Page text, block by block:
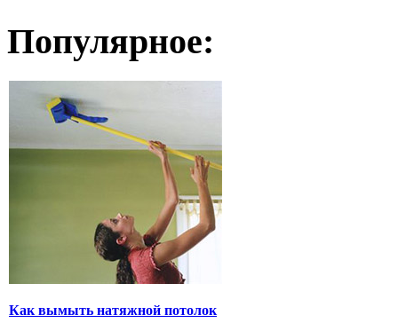
Популярное:
Как вымыть натяжной потолок